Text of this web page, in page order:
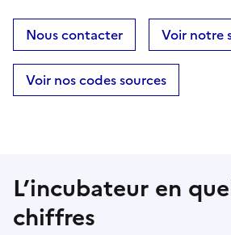
Nous contacter Voir notre
Voir nos codes sources
L’incubateur en
chiffres